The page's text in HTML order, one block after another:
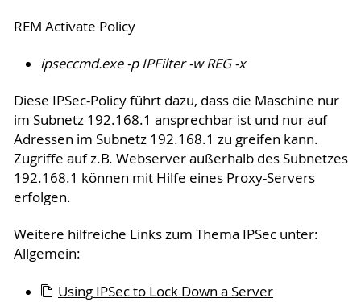
REM Activate Policy
ipseccmd.exe -p IPFilter -w REG -x
Diese IPSec-Policy führt dazu, dass die Maschine nur
im Subnetz 192.168.1 ansprechbar ist und nur auf
Adressen im Subnetz 192.168.1 zu greifen kann.
Zugriffe auf z.B. Webserver außerhalb des Subnetzes
192.168.1 können mit Hilfe eines Proxy-Servers
erfolgen.
Weitere hilfreiche Links zum Thema IPSec unter:
Allgemein:
Using IPSec to Lock Down a Server